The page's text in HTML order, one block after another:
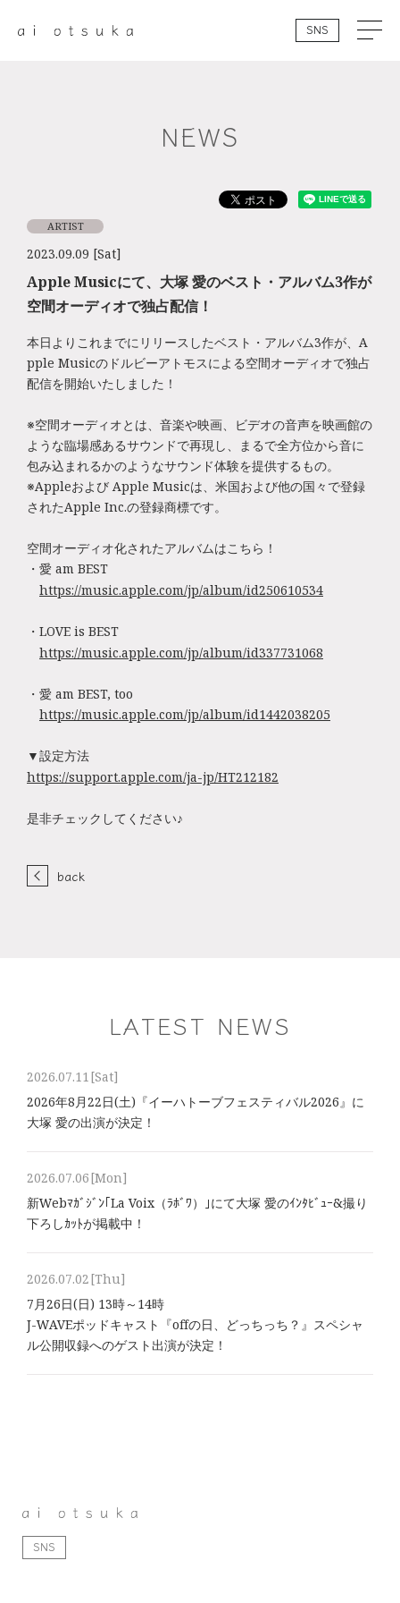
SNS
NEWS
2023.09.09 [Sat]
ARTIST
Apple Musicにて、⼤塚 愛のベスト・アルバム3作が
空間オーディオで独占配信！
本日よりこれまでにリリースしたベスト・アルバム3作が、A
pple Musicのドルビーアトモスによる空間オーディオで独占
配信を開始いたしました！
※空間オーディオとは、音楽や映画、ビデオの音声を映画館の
ような臨場感あるサウンドで再現し、まるで全方位から音に
包み込まれるかのようなサウンド体験を提供するもの。
※Appleおよび Apple Musicは、米国および他の国々で登録
されたApple Inc.の登録商標です。
空間オーディオ化されたアルバムはこちら！
・愛 am BEST
https://music.apple.com/jp/album/id250610534
・LOVE is BEST
https://music.apple.com/jp/album/id337731068
・愛 am BEST, too
https://music.apple.com/jp/album/id1442038205
▼設定方法
https://support.apple.com/ja-jp/HT212182
是非チェックしてください♪
back
LATEST NEWS
2026.07.11[Sat]
2026年8⽉22⽇(土)『イーハトーブフェスティバル2026』に
大塚 愛の出演が決定！
2026.07.06[Mon]
新Webﾏｶﾞｼﾞﾝ｢La Voix（ﾗﾎﾞﾜ）｣にて大塚 愛のｲﾝﾀﾋﾞｭｰ&撮り
下ろしｶｯﾄが掲載中！
2026.07.02[Thu]
7月26日(日) 13時～14時
J-WAVEポッドキャスト『offの日、どっちっち？』スペシャ
ル公開収録へのゲスト出演が決定！
SNS